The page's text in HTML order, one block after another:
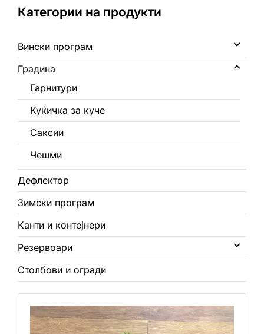
Кошничка
Категории на продукти
Вински програм
Градина
Гарнитури
Куќичка за куче
Саксии
Чешми
Дефлектор
Зимски програм
Канти и контејнери
Резервоари
Столбови и огради